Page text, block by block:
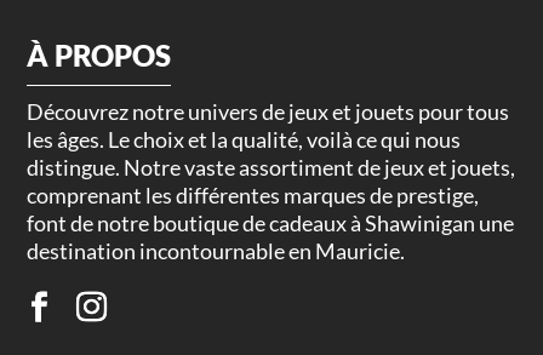
À PROPOS
Découvrez notre univers de jeux et jouets pour tous
les âges. Le choix et la qualité, voilà ce qui nous
distingue. Notre vaste assortiment de jeux et jouets,
comprenant les différentes marques de prestige,
font de notre boutique de cadeaux à Shawinigan une
destination incontournable en Mauricie.